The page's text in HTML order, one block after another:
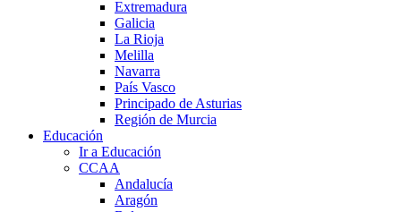
Extremadura
Galicia
La Rioja
Melilla
Navarra
País Vasco
Principado de Asturias
Región de Murcia
Educación
Ir a Educación
CCAA
Andalucía
Aragón